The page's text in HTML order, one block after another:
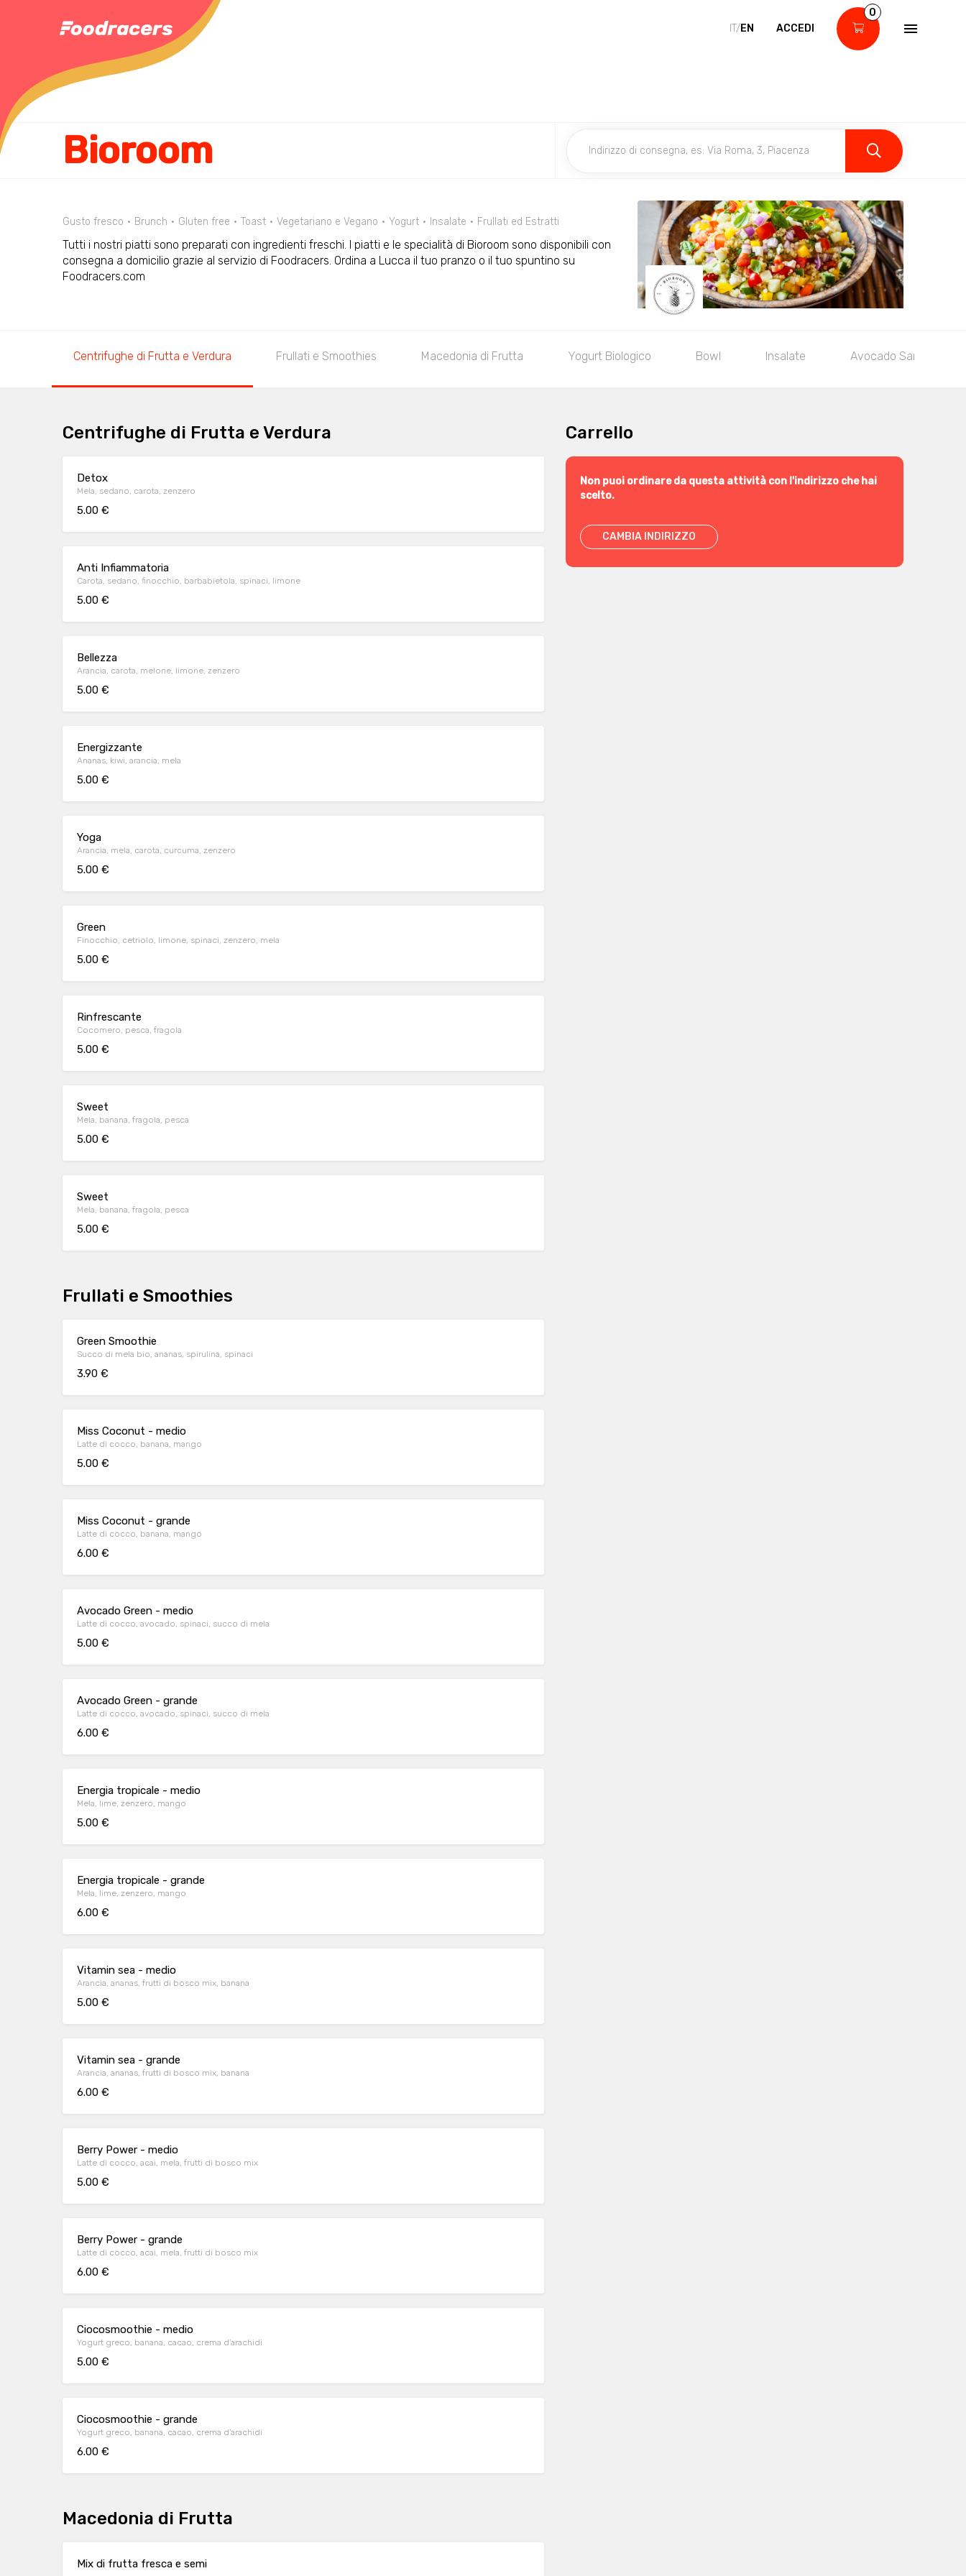
IT/EN ACCEDI
0
Bioroom
Gusto fresco Brunch Gluten free Toast Vegetariano e Vegano Yogurt Insalate Frullati ed Estratti
Tutti i nostri piatti sono preparati con ingredienti freschi. I piatti e le specialità di Bioroom sono disponibili con
consegna a domicilio grazie al servizio di Foodracers. Ordina a Lucca il tuo pranzo o il tuo spuntino su
Foodracers.com
Centrifughe di Frutta e Verdura Frullati e Smoothies Macedonia di Frutta Yogurt Biologico Bowl Insalate Avocado Sandwich
Centrifughe di Frutta e Verdura
Detox
Mela, sedano, carota, zenzero
5.00 €
Anti Infiammatoria
Carota, sedano, finocchio, barbabietola, spinaci, limone
5.00 €
Bellezza
Arancia, carota, melone, limone, zenzero
5.00 €
Energizzante
Ananas, kiwi, arancia, mela
5.00 €
Yoga
Arancia, mela, carota, curcuma, zenzero
5.00 €
Green
Finocchio, cetriolo, limone, spinaci, zenzero, mela
5.00 €
Rinfrescante
Cocomero, pesca, fragola
5.00 €
Sweet
Mela, banana, fragola, pesca
5.00 €
Sweet
Mela, banana, fragola, pesca
5.00 €
Frullati e Smoothies
Green Smoothie
Succo di mela bio, ananas, spirulina, spinaci
3.90 €
Miss Coconut - medio
Latte di cocco, banana, mango
5.00 €
Miss Coconut - grande
Latte di cocco, banana, mango
6.00 €
Avocado Green - medio
Latte di cocco, avocado, spinaci, succo di mela
5.00 €
Avocado Green - grande
Latte di cocco, avocado, spinaci, succo di mela
6.00 €
Energia tropicale - medio
Mela, lime, zenzero, mango
5.00 €
Energia tropicale - grande
Mela, lime, zenzero, mango
6.00 €
Vitamin sea - medio
Arancia, ananas, frutti di bosco mix, banana
5.00 €
Vitamin sea - grande
Arancia, ananas, frutti di bosco mix, banana
6.00 €
Berry Power - medio
Latte di cocco, acai, mela, frutti di bosco mix
5.00 €
Berry Power - grande
Latte di cocco, acai, mela, frutti di bosco mix
6.00 €
Ciocosmoothie - medio
Yogurt greco, banana, cacao, crema d’arachidi
5.00 €
Ciocosmoothie - grande
Yogurt greco, banana, cacao, crema d’arachidi
6.00 €
Macedonia di Frutta
Mix di frutta fresca e semi
Carrello
Non puoi ordinare da questa attività con l'indirizzo che hai
scelto.
CAMBIA INDIRIZZO